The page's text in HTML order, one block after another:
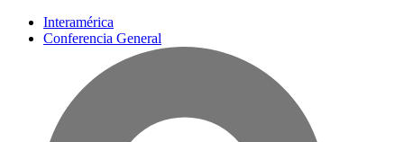
Interamérica
Conferencia General